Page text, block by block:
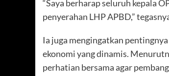
“Saya berharap seluruh kepala
penyerahan LHP APBD,”
Ia juga mengingatkan
ekonomi yang dinamis.
perhatian bersama agar